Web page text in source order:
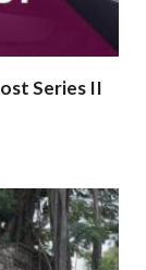
Series II